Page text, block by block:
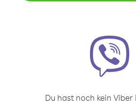
Du hast noch kein